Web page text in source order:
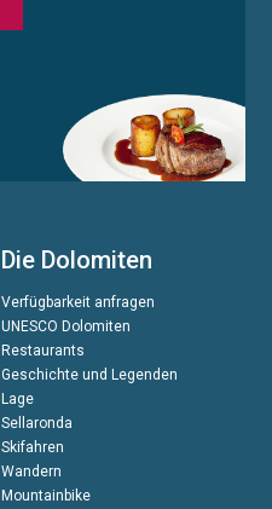
Die Dolomiten
Verfügbarkeit anfragen
UNESCO Dolomiten
Restaurants
Geschichte und Legenden
Lage
Sellaronda
Skifahren
Wandern
Mountainbike